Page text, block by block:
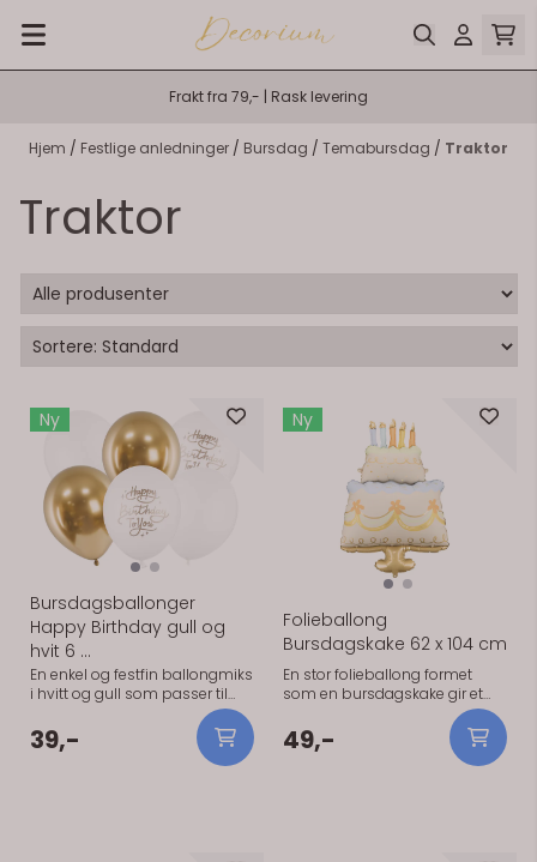
Hopp til innhold
Frakt fra 79,- | Rask levering
Hjem / Festlige anledninger / Bursdag / Temabursdag / Traktor
Traktor
Ny
Bursdagsballonger
Happy Birthday gull og
hvit 6 ...
En enkel og festfin ballongmiks
i hvitt og gull som passer til
bursdager i alle aldre. Settet
kombinerer ballonger med
gulltekst, ensfargede hvite
39,-
Ny
Folieballong
Bursdagskake 62 x 104 cm
En stor folieballong formet
som en bursdagskake gir et
tydelig og lekent blikkfang i
bursdagsdekorasjonen. Fin
alene eller sammen med
ballonger i matchende farger.
49,-
På lager På lager